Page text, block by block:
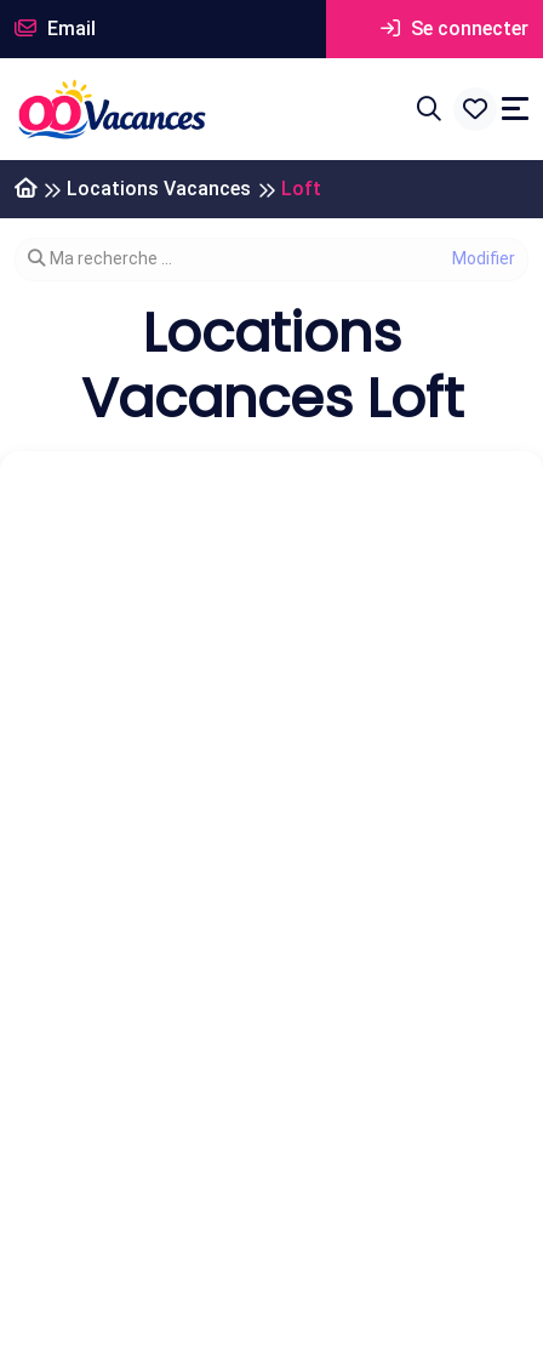
Email Se connecter
Locations Vacances Loft
Modifier votre recherche
Ma recherche ...
Locations
Vacances Loft